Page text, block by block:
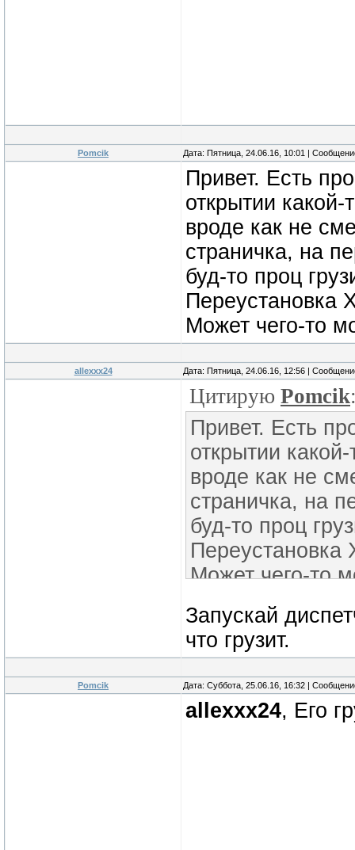
Pomcik Дата: Пятница, 24.06.16, 10:01 |
Привет. Есть
открытии какой-
вроде как не
страничка, на
буд-то проц
Переустановка
Может чего-то
allexxx24 Дата: Пятница, 24.06.16, 12:56 |
Цитирую Pomcik
Привет. Есть
открытии
вроде как не
страничка, на
буд-то проц
Может чего-то
Запускай
что грузит.
Pomcik Дата: Суббота, 25.06.16, 16:32 |
allexxx24, Его